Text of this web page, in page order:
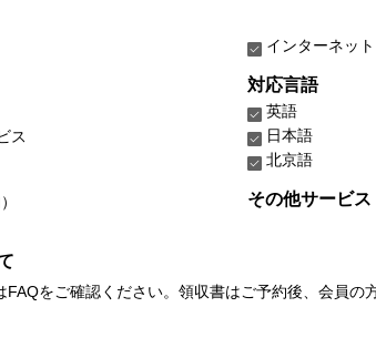
ス
インターネット
対応言語
英語
日本語
北京語
その他サービス
FAQをご確認ください。領収書はご予約後、会員